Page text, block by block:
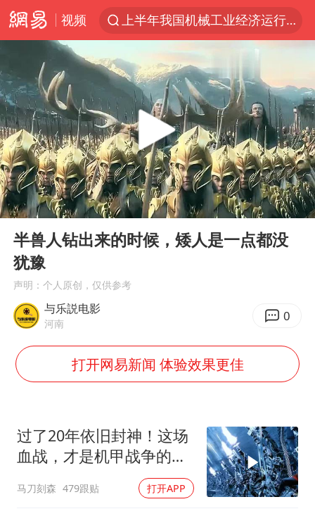
视频
上半年我国机械工业经济运行稳中有进
金华市人大常委会副主任陈峰齐被查
向鹏0-3不敌张本智和
广东雷州通报特教老师招聘违规事件
国防部回应日本试射“战斧”导弹
泉州市委书记张毅恭被查
佛山通报笔试前13被淘汰后5名进体检
“立秋的第一杯奶茶”又爆单了
陈幸同晋级WTT横滨冠军赛8强
泰国枪击案凶手先杀祖父母后行凶
超颖电子拟投资20.86亿建设新项目
宇树科技中一签需缴款7.54万元
女儿为争财产堵门阻挠父亲出殡
公司“上四休三”但要降薪1000元
东方之约 相约未来
Play
00:00 04:54
半兽人钻出来的时候，矮人是一点都没
犹豫
声明：个人原创，仅供参考
与乐説电影
河南 0
打开网易新闻 体验效果更佳
过了20年依旧封神！这场
血战，才是机甲战争的真
马刀刻森 479跟贴 打开APP